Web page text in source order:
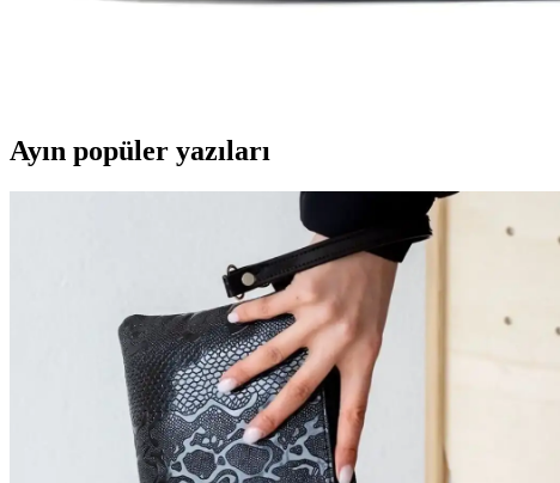
Ayın popüler yazıları